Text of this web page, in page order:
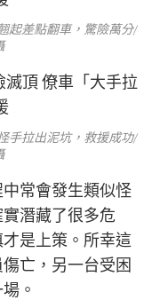
起差點翻車，驚險萬分/
手拉出泥坑，救援成功/
常會發生類似怪
潛藏了很多危
是上策。所幸這
亡，另一台受困
。